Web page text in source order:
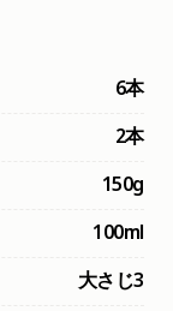
6本
2本
150g
100ml
大さじ3